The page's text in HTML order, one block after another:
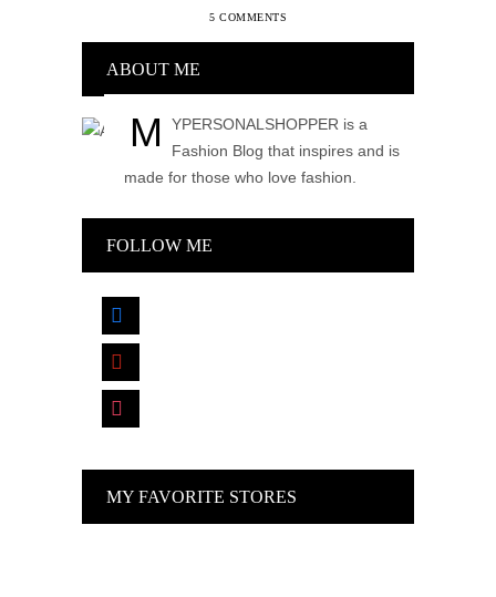
5 COMMENTS
ABOUT ME
M
YPERSONALSHOPPER is a
Fashion Blog that inspires and is
made for those who love fashion.
FOLLOW ME
facebook
pinterest
instagram
MY FAVORITE STORES